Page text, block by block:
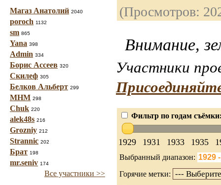
Магаз Анатолий 2040
poroch 1132
sm 865
Yana 398
Admin 334
Борис Ассеев 320
Скилеф 305
Белков Альберт 299
МНМ 298
Chuk 220
alek48s 216
Grozniy 212
Strannic 202
Брат 198
mr.seniv 174
Все участники >>
(Просмотров:
Внимание,
Участники
Фильтр по годам
1929 1931 1933 1935
Выбранный диапазон:
Горячие метки: